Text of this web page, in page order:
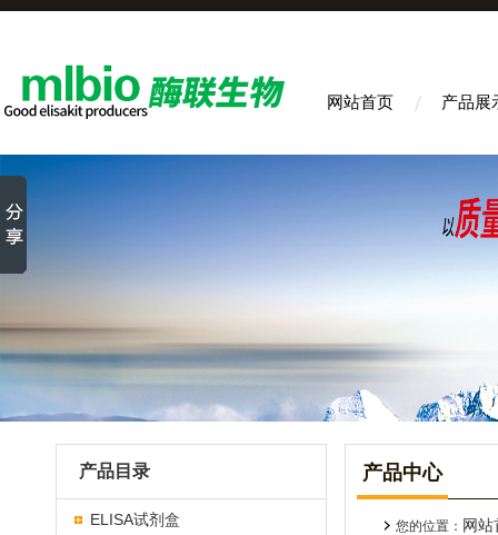
网站首页 产品展
产品目录
ELISA试剂盒
产品中心
您的位置： 网站